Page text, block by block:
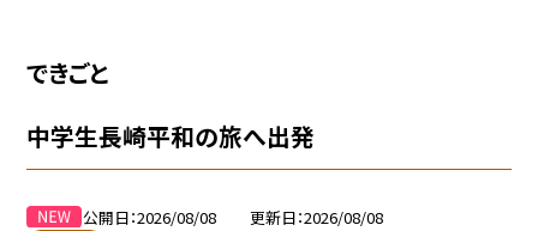
できごと
中学生長崎平和の旅へ出発
公開日 2026/08/08 更新日 2026/08/08